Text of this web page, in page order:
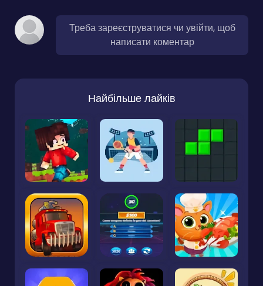
Треба зареєструватися чи увійти, щоб
написати коментар
Найбільше лайків